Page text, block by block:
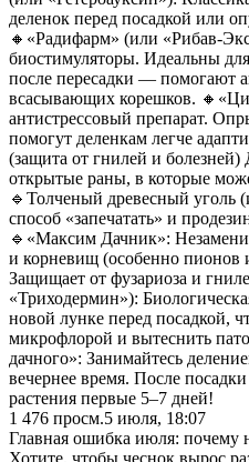
деленок перед посадкой или
🔸«Радифарм» (или «Рибав-
биостимуляторы. Идеальны
после пересадки — помогают
всасывающих корешков.
антистрессовый препарат.
помогут деленкам легче
(защита от гнилей и
открытые раны, в которые
🔹Толченый древесный уголь
способ «запечатать» и
🔹«Максим Дачник»:
и корневищ (особенно пионов
Защищает от фузариоза и
«Триходермин»):
новой лунке перед посадкой,
микрофлорой и вытеснить
дачного»: Занимайтесь
вечернее время. После
растения первые 5–7 дней!
1 476 просм.5 июля, 18:07
Главная ошибка июля: почему
Хотите, чтобы чеснок вырос